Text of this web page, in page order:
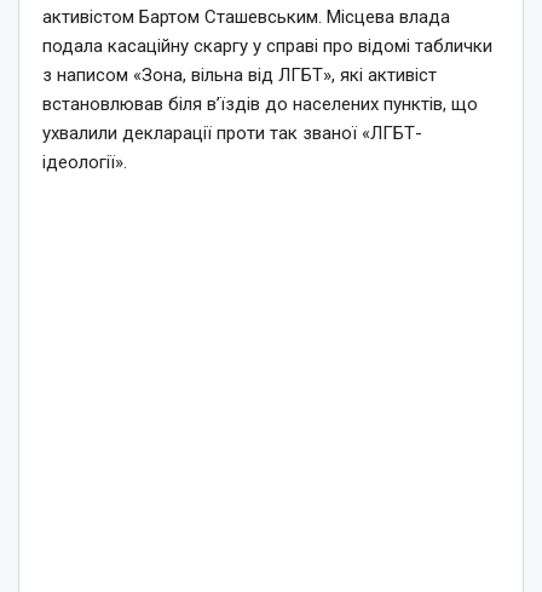
активістом Бартом Сташевським. Місцева влада
подала касаційну скаргу у справі про відомі таблички
з написом «Зона, вільна від ЛГБТ», які активіст
встановлював біля в’їздів до населених пунктів, що
ухвалили декларації проти так званої «ЛГБТ-
ідеології».